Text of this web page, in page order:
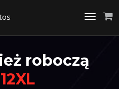
Toggle
roboczą
12XL